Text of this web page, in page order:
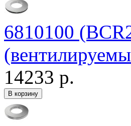
6810100
14233 р.